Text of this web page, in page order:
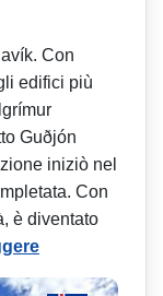
Con
edifici più
Guðjón
iniziò nel
Con
è diventato